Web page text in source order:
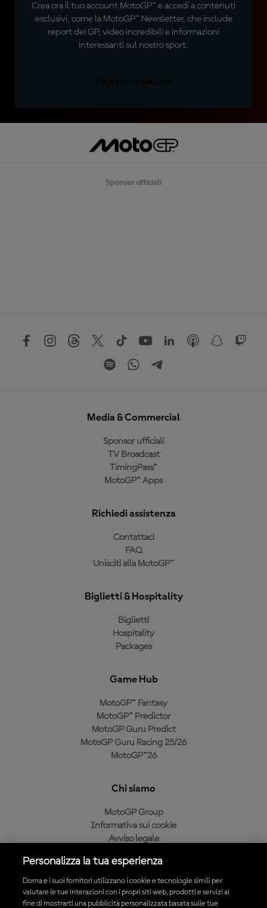
Crea ora il tuo account MotoGP™ e accedi a contenuti
esclusivi, come la MotoGP™ Newsletter, che include
report dei GP, video incredibili e informazioni
interessanti sul nostro sport.
Sponsor ufficiali
Media & Commercial
Sponsor ufficiali
TV Broadcast
TimingPass™
MotoGP™ Apps
Richiedi assistenza
Contattaci
FAQ
Unisciti alla MotoGP™
Biglietti & Hospitality
Biglietti
Hospitality
Packages
Game Hub
MotoGP™ Fantasy
MotoGP™ Predictor
MotoGP Guru Predict
MotoGP Guru Racing 25/26
MotoGP™26
Chi siamo
MotoGP Group
Informativa sui cookie
Avviso legale
Condizioni di acquisto
Personalizza la tua esperienza
Dorna e i suoi fornitori utilizzano i cookie e tecnologie simili per
valutare le tue interazioni con i propri siti web, prodotti e servizi al
fine di mostrarti una pubblicità personalizzata basata sulle tue